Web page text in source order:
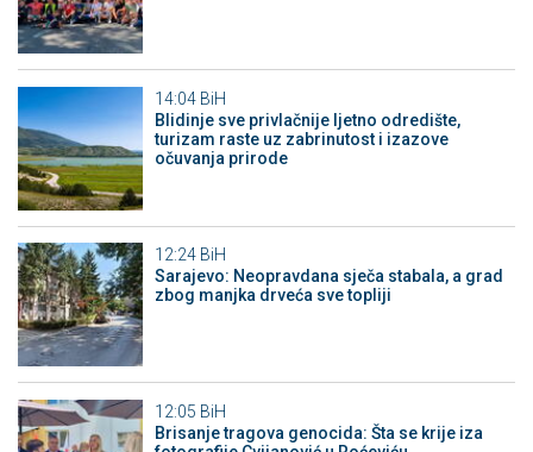
14:04 BiH
Blidinje sve privlačnije ljetno odredište,
turizam raste uz zabrinutost i izazove
očuvanja prirode
12:24 BiH
Sarajevo: Neopravdana sječa stabala, a grad
zbog manjka drveća sve topliji
12:05 BiH
Brisanje tragova genocida: Šta se krije iza